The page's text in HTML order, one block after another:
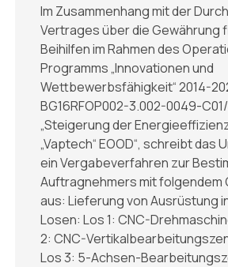
Im Zusammenhang mit der
Vertrages über die Gewährung
Beihilfen im Rahmen des
Programms „Innovationen und
Wettbewerbsfähigkeit“ 2014-
BG16RFOP002-3.002-0049-C01/
„Steigerung der
„Vaptech“ EOOD“, schreibt das
ein Vergabeverfahren zur
Auftragnehmers mit folgendem
aus: Lieferung von Ausrüstung
Losen: Los 1: CNC-
2: CNC-
Los 3: 5-Achsen-